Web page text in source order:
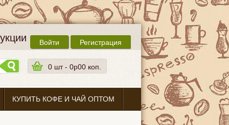
Войти Регистрация
0 шт - 0p00 коп.
КУПИТЬ КОФЕ И ЧАЙ ОПТОМ